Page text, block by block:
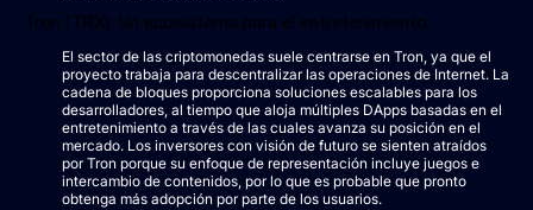
Tron (TRX): Un ecosistema para el entretenimiento
El sector de las criptomonedas suele centrarse en Tron, ya que el
proyecto trabaja para descentralizar las operaciones de Internet. La
cadena de bloques proporciona soluciones escalables para los
desarrolladores, al tiempo que aloja múltiples DApps basadas en el
entretenimiento a través de las cuales avanza su posición en el
mercado. Los inversores con visión de futuro se sienten atraídos
por Tron porque su enfoque de representación incluye juegos e
intercambio de contenidos, por lo que es probable que pronto
obtenga más adopción por parte de los usuarios.